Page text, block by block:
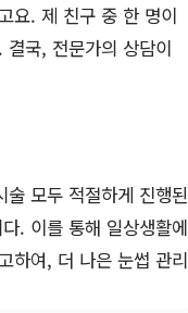
요. 제 친구 중 한 명이
국, 전문가의 상담이
모두 적절하게 진행된
. 이를 통해 일상생활에
하여, 더 나은 눈썹 관리